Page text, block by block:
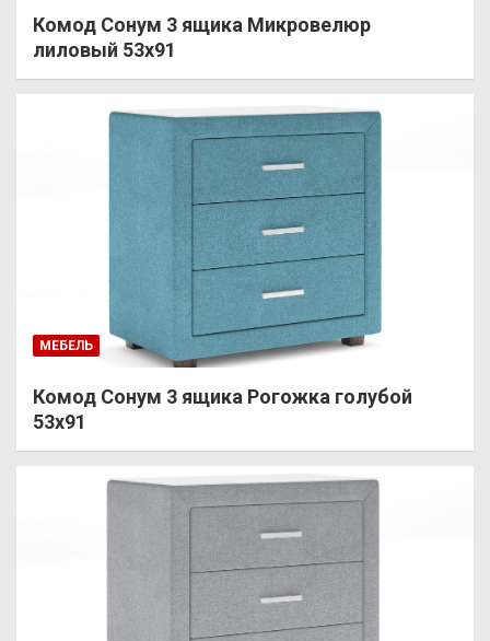
Комод Сонум 3 ящика Микровелюр
лиловый 53х91
МЕБЕЛЬ
Комод Сонум 3 ящика Рогожка голубой
53х91